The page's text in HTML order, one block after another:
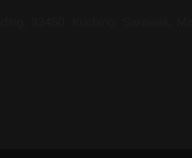
93450, Kuching, Sarawak,